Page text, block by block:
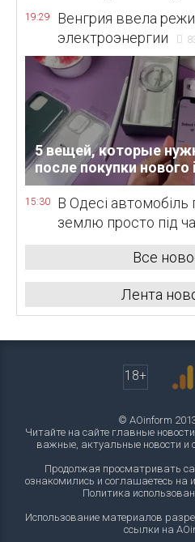
19:29
Венгрия ввела
электроэнергии
5 вещей, которые
после покупки нового
15:30
В Одесі автомобіль
землю просто під
Все
Лента
18+
© AOinform
Читайте на сайте главные
важные, актуальные новости и
Продолжая просматривать
ознакомились и соглашаетесь на
Политика
Использование материалов
ссылки на